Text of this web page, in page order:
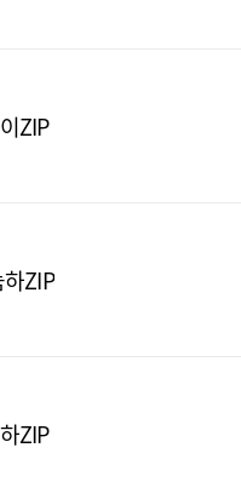
ZIP
ZIP
ZIP